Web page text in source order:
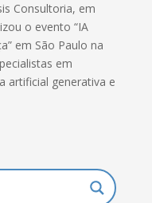
Consultoria, em
o evento “IA
em São Paulo na
em
artificial generativa e